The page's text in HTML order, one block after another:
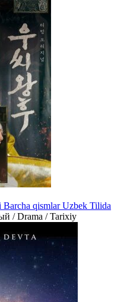
qismlar Uzbek Tilida
/ Drama / Tarixiy